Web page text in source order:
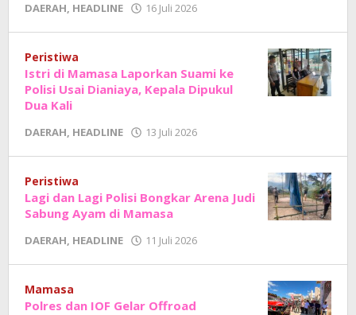
DAERAH, HEADLINE 16 Juli 2026
Junaedi
Peristiwa
Istri di Mamasa Laporkan Suami ke
Polisi Usai Dianiaya, Kepala Dipukul
Dua Kali
DAERAH, HEADLINE 13 Juli 2026
Junaedi
Peristiwa
Lagi dan Lagi Polisi Bongkar Arena Judi
Sabung Ayam di Mamasa
DAERAH, HEADLINE 11 Juli 2026
Junaedi
Mamasa
Polres dan IOF Gelar Offroad